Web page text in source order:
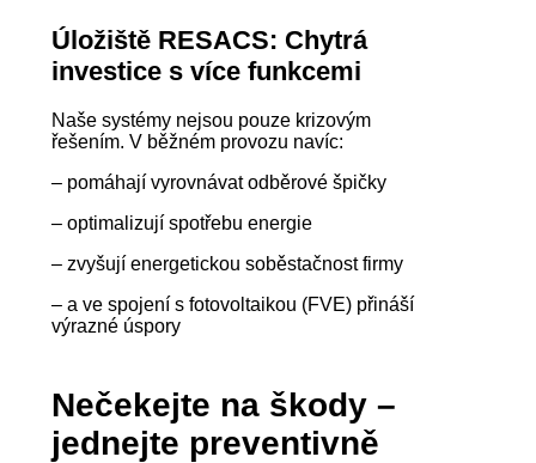
Úložiště RESACS: Chytrá
investice s více funkcemi
Naše systémy nejsou pouze krizovým
řešením. V běžném provozu navíc:
– pomáhají vyrovnávat odběrové špičky
– optimalizují spotřebu energie
– zvyšují energetickou soběstačnost firmy
– a ve spojení s fotovoltaikou (FVE) přináší
výrazné úspory
Nečekejte na škody –
jednejte preventivně